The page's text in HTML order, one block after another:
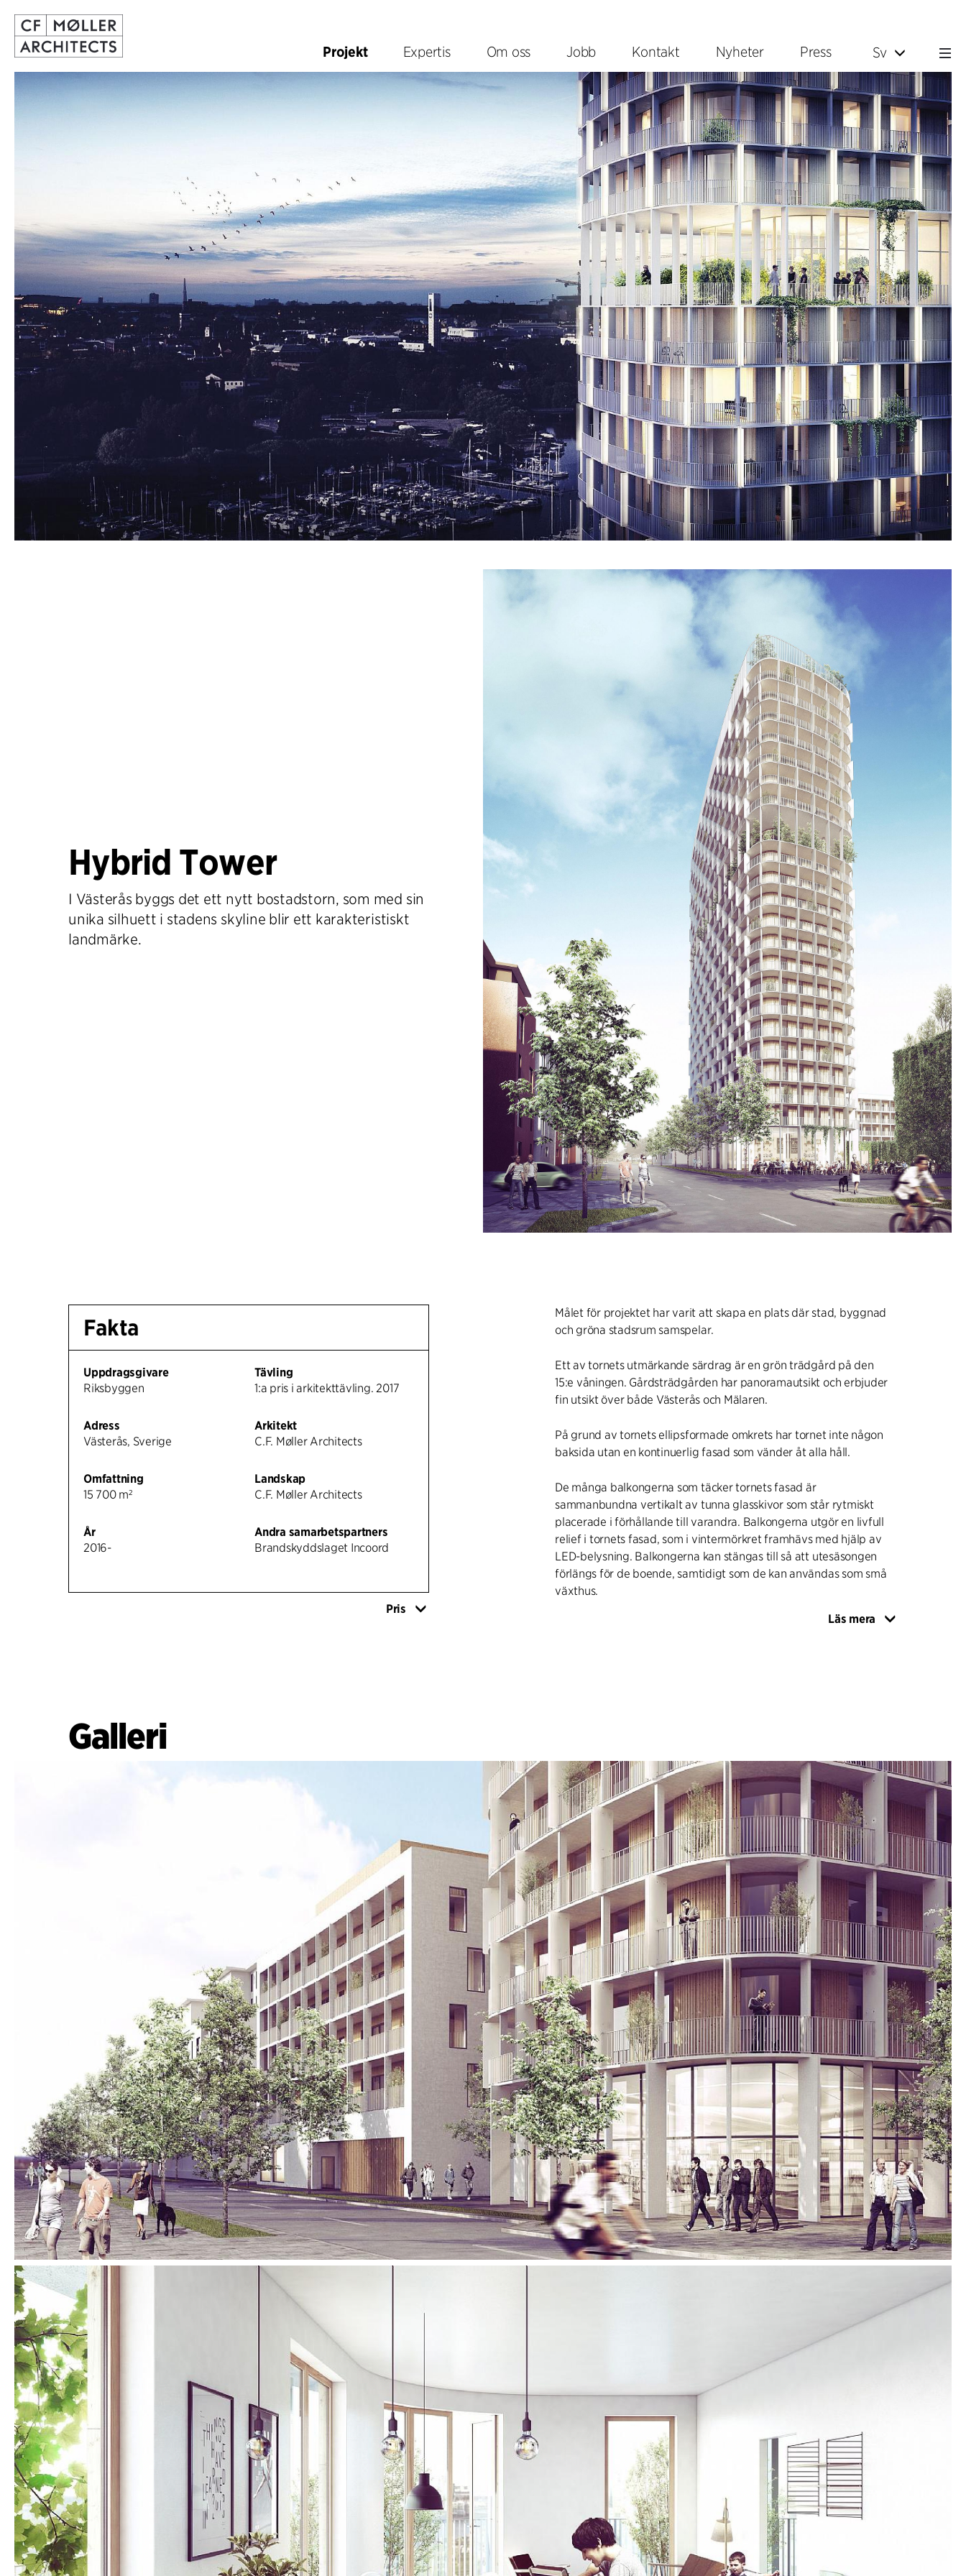
Projekt Expertis Om oss Jobb Kontakt Nyheter Press Sv
Hybrid Tower
I Västerås byggs det ett nytt bostadstorn, som med sin
unika silhuett i stadens skyline blir ett karakteristiskt
landmärke.
Fakta
Uppdragsgivare
Riksbyggen
Adress
Västerås, Sverige
Omfattning
15 700 m²
År
2016-
Tävling
1:a pris i arkitekttävling. 2017
Arkitekt
C.F. Møller Architects
Landskap
C.F. Møller Architects
Andra samarbetspartners
Brandskyddslaget Incoord
Pris
Målet för projektet har varit att skapa en plats där stad, byggnad
och gröna stadsrum samspelar.
Ett av tornets utmärkande särdrag är en grön trädgård på den
15:e våningen. Gårdsträdgården har panoramautsikt och erbjuder
fin utsikt över både Västerås och Mälaren.
På grund av tornets ellipsformade omkrets har tornet inte någon
baksida utan en kontinuerlig fasad som vänder åt alla håll.
De många balkongerna som täcker tornets fasad är
sammanbundna vertikalt av tunna glasskivor som står rytmiskt
placerade i förhållande till varandra. Balkongerna utgör en livfull
relief i tornets fasad, som i vintermörkret framhävs med hjälp av
LED-belysning. Balkongerna kan stängas till så att utesäsongen
förlängs för de boende, samtidigt som de kan användas som små
växthus.
Tornet inramar i gatuplanet ett offentligt soligt kvarterstorg, som
Läs mera
Galleri